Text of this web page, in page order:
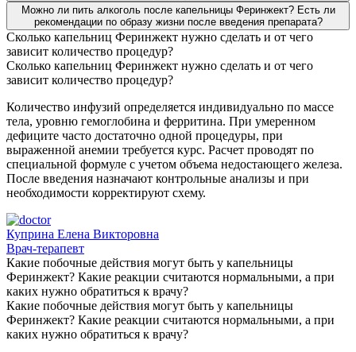
Можно ли пить алкоголь после капельницы Феринжект? Есть ли
рекомендации по образу жизни после введения препарата?
Сколько капельниц Феринжект нужно сделать и от чего
зависит количество процедур?
Сколько капельниц Феринжект нужно сделать и от чего
зависит количество процедур?
Количество инфузий определяется индивидуально по массе
тела, уровню гемоглобина и ферритина. При умеренном
дефиците часто достаточно одной процедуры, при
выраженной анемии требуется курс. Расчет проводят по
специальной формуле с учетом объема недостающего железа.
После введения назначают контрольные анализы и при
необходимости корректируют схему.
Куприна Елена Викторовна
Врач-терапевт
Какие побочные действия могут быть у капельницы
Феринжект? Какие реакции считаются нормальными, а при
каких нужно обратиться к врачу?
Какие побочные действия могут быть у капельницы
Феринжект? Какие реакции считаются нормальными, а при
каких нужно обратиться к врачу?